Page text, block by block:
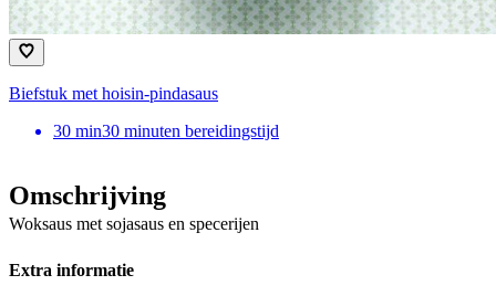
Biefstuk met hoisin-pindasaus
30 min30 minuten bereidingstijd
Omschrijving
Woksaus met sojasaus en specerijen
Extra informatie